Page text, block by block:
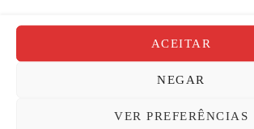
ACEITAR
NEGAR
VER PREFERÊNCIAS